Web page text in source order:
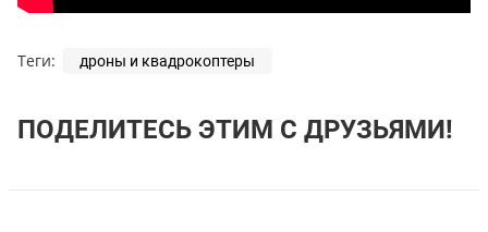
Теги: дроны и квадрокоптеры
ПОДЕЛИТЕСЬ ЭТИМ С ДРУЗЬЯМИ!